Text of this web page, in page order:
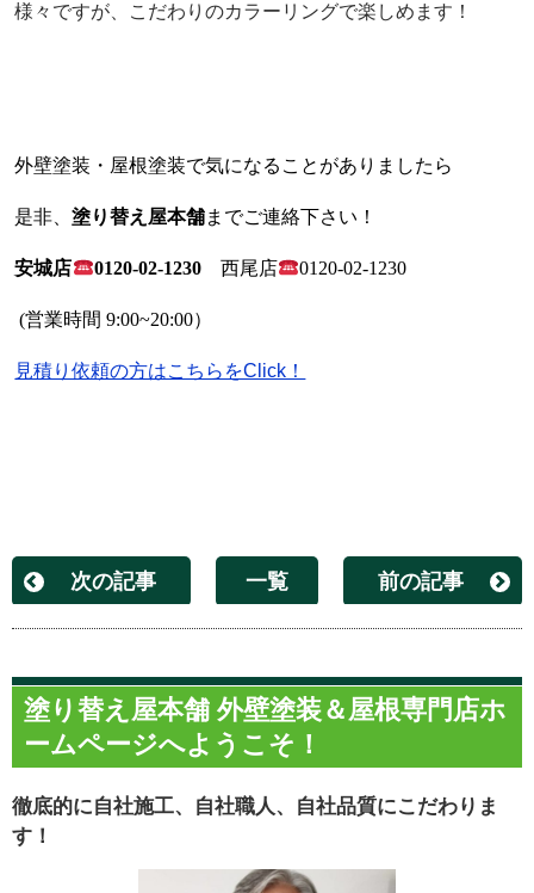
様々ですが、こだわりのカラーリングで楽しめます！
外壁塗装・屋根塗装で気になることがありましたら
是非、塗り替え屋本舗までご連絡下さい！
安城店 0120-02-1230 西尾店 0120-02-1230
(営業時間 9:00~20:00）
見積り依頼の方はこちらをClick！
次の記事 一覧 前の記事
塗り替え屋本舗 外壁塗装＆屋根専門店ホ
ームページへようこそ！
徹底的に自社施工、自社職人、自社品質にこだわりま
す！